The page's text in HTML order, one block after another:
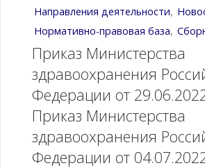
Направления деятельности,
Нормативно-правовая база,
Приказ Министерства
здравоохранения
Федерации от
Приказ Министерства
здравоохранения
Федерации от